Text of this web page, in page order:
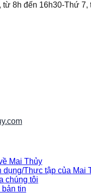
8h đến 16h30-Thứ 7,
Mai Thủy
dụng/Thực tập của Mai
chúng tôi
bản tin